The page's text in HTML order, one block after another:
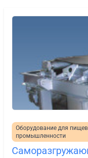
Оборудование для
промышленности